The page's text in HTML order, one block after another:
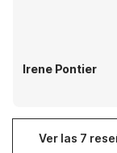
Irene Pontier
Ver las 7